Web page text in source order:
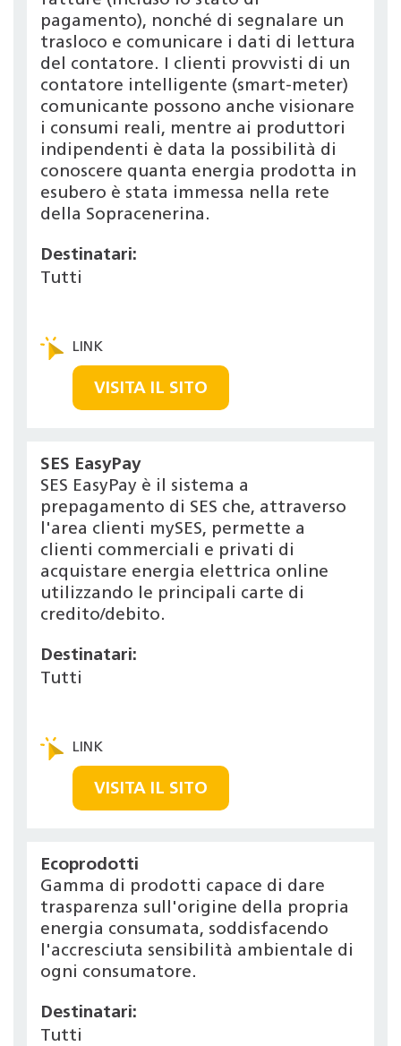
pagamento), nonché di segnalare un
trasloco e comunicare i dati di lettura
del contatore. I clienti provvisti di un
contatore intelligente (smart-meter)
comunicante possono anche visionare
i consumi reali, mentre ai produttori
indipendenti è data la possibilità di
conoscere quanta energia prodotta in
esubero è stata immessa nella rete
della Sopracenerina.
Destinatari:
Tutti
VISITA IL SITO
SES EasyPay
SES EasyPay è il sistema a
prepagamento di SES che, attraverso
l'area clienti mySES, permette a
clienti commerciali e privati di
acquistare energia elettrica online
utilizzando le principali carte di
credito/debito.
Destinatari:
Tutti
VISITA IL SITO
Ecoprodotti
Gamma di prodotti capace di dare
trasparenza sull'origine della propria
energia consumata, soddisfacendo
l'accresciuta sensibilità ambientale di
ogni consumatore.
Destinatari:
Tutti